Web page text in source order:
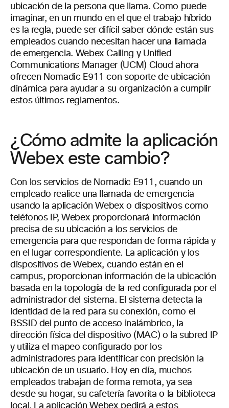
ubicación de la persona que llama. Como puede
imaginar, en un mundo en el que el trabajo híbrido
es la regla, puede ser difícil saber dónde están sus
empleados cuando necesitan hacer una llamada
de emergencia. Webex Calling y Unified
Communications Manager (UCM) Cloud ahora
ofrecen Nomadic E911 con soporte de ubicación
dinámica para ayudar a su organización a cumplir
estos últimos reglamentos.
¿Cómo admite la aplicación
Webex este cambio?
Con los servicios de Nomadic E911, cuando un
empleado realice una llamada de emergencia
usando la aplicación Webex o dispositivos como
teléfonos IP, Webex proporcionará información
precisa de su ubicación a los servicios de
emergencia para que respondan de forma rápida y
en el lugar correspondiente. La aplicación y los
dispositivos de Webex, cuando están en el
campus, proporcionan información de la ubicación
basada en la topología de la red configurada por el
administrador del sistema. El sistema detecta la
identidad de la red para su conexión, como el
BSSID del punto de acceso inalámbrico, la
dirección física del dispositivo (MAC) o la subred IP
y utiliza el mapeo configurado por los
administradores para identificar con precisión la
ubicación de un usuario. Hoy en día, muchos
empleados trabajan de forma remota, ya sea
desde su hogar, su cafetería favorita o la biblioteca
local. La aplicación Webex pedirá a estos